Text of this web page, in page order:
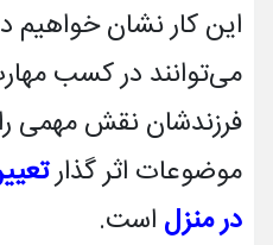
این کار نشان خواهیم
می­‌توانند در کسب
فرزندشان نقش مهمی را
موضوعات اثر گذار
در منزل است.